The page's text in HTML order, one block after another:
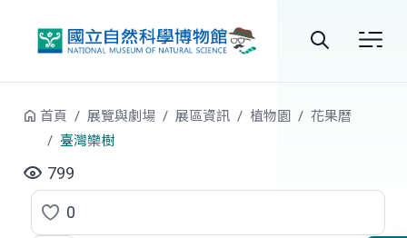
站
首頁 展覽與劇場 展區資訊 植物園
花果曆
臺灣欒樹
799
點
0